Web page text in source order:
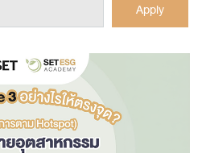
Apply